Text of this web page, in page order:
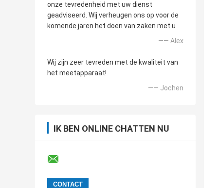
onze tevredenheid met uw dienst
geadviseerd. Wij verheugen ons op voor de
komende jaren het doen van zaken met u
—— Alex
Wij zijn zeer tevreden met de kwaliteit van
het meetapparaat!
—— Jochen
IK BEN ONLINE CHATTEN NU